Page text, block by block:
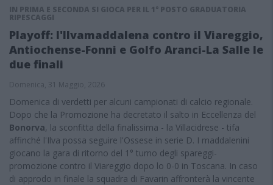
IN PRIMA E SECONDA SI GIOCA PER IL 1° POSTO GRADUATORIA
RIPESCAGGI
Playoff: l'Ilvamaddalena contro il Viareggio,
Antiochense-Fonni e Golfo Aranci-La Salle le
due finali
Domenica, 31 Maggio, 2026
Domenica di verdetti per alcuni campionati di calcio regionale.
Dopo che la Promozione ha decretato il salto in Eccellenza del
Bonorva, la sconfitta della finalissima - la Villacidrese - tifa
affinché l'Ilva possa seguire l'Ossese in serie D. I maddalenini
giocano la gara di ritorno del 1° turno degli spareggi-
promozione contro il Viareggio dopo lo 0-0 in Toscana. In caso
di approdo in finale la squadra di Favarin affronterà la vincente